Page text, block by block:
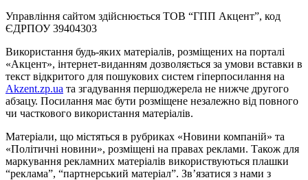
Управління сайтом здійснюється ТОВ “ГПП Акцент”, код
ЄДРПОУ 39404303
Використання будь-яких матеріалів, розміщених на порталі
«Акцент», інтернет-виданням дозволяється за умови вставки в
текст відкритого для пошукових систем гіперпосилання на
Akzent.zp.ua та згадування першоджерела не нижче другого
абзацу. Посилання має бути розміщене незалежно від повного
чи часткового використання матеріалів.
Матеріали, що містяться в рубриках «Новини компаній» та
«Політичні новини», розміщені на правах реклами. Також для
маркування рекламних матеріалів використвуються плашки
“реклама”, “партнерський матеріал”. Зв’язатися з нами з